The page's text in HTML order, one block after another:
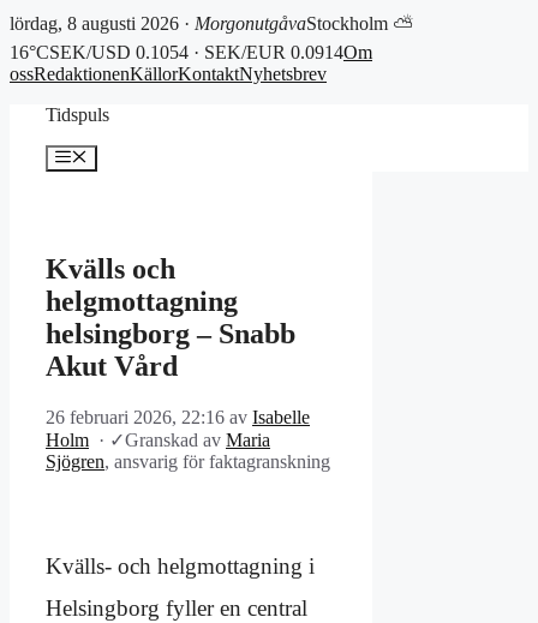
lördag, 8 augusti 2026 · MorgonutgåvaStockholm ⛅
16°CSEK/USD 0.1054 · SEK/EUR 0.0914Om
ossRedaktionenKällorKontaktNyhetsbrev
Tidspuls
Meny
Kvälls och
helgmottagning
helsingborg – Snabb
Akut Vård
26 februari 2026, 22:16 av Isabelle
Holm · ✓Granskad av Maria
Sjögren, ansvarig för faktagranskning
Kvälls- och helgmottagning i
Helsingborg fyller en central